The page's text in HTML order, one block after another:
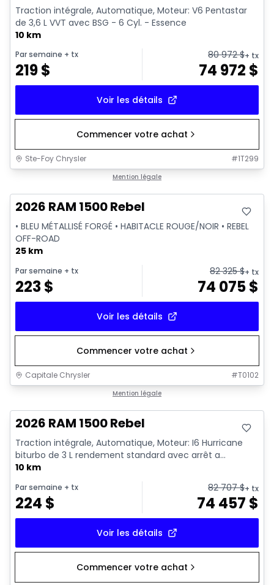
Traction intégrale, Automatique, Moteur: V6 Pentastar
de 3,6 L VVT avec BSG - 6 Cyl. - Essence
10 km
Par semaine + tx
219$
80 972$+ tx
74 972 $
Voir les détails
Commencer votre achat
Ste-Foy Chrysler #1T299
Mention légale
2026 RAM 1500 Rebel
• BLEU MÉTALLISÉ FORGÉ • HABITACLE ROUGE/NOIR • REBEL
OFF-ROAD
25 km
Par semaine + tx
223$
82 325$+ tx
74 075$
Voir les détails
Commencer votre achat
Capitale Chrysler #T0102
Mention légale
2026 RAM 1500 Rebel
Traction intégrale, Automatique, Moteur: I6 Hurricane
biturbo de 3 L rendement standard avec arrêt a...
10 km
Par semaine + tx
224 $
82 707$+ tx
74 457 $
Voir les détails
Commencer votre achat